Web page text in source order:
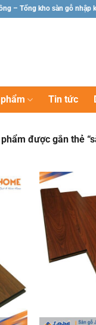
– Tổng kho sàn gỗ nhập
Tin tức
được gắn thẻ